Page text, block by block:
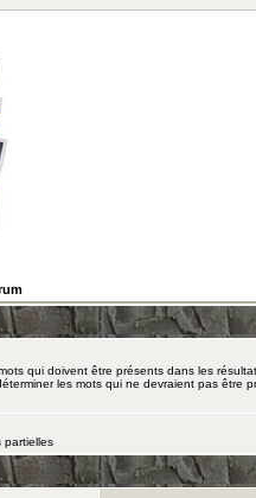
qui doivent être présents dans les
les mots qui ne devraient pas être
partielles